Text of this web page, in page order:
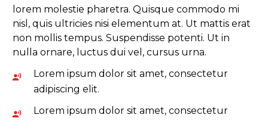
lorem molestie pharetra. Quisque commodo mi
nisl, quis ultricies nisi elementum at. Ut mattis erat
non mollis tempus. Suspendisse potenti. Ut in
nulla ornare, luctus dui vel, cursus urna.
Lorem ipsum dolor sit amet, consectetur
adipiscing elit.
Lorem ipsum dolor sit amet, consectetur